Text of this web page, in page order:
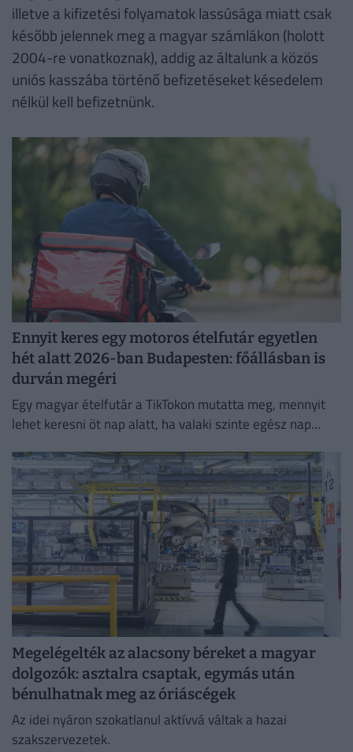
illetve a kifizetési folyamatok lassúsága miatt csak
később jelennek meg a magyar számlákon (holott
2004-re vonatkoznak), addig az általunk a közös
uniós kasszába történő befizetéseket késedelem
nélkül kell befizetnünk.
Ennyit keres egy motoros ételfutár egyetlen
hét alatt 2026-ban Budapesten: főállásban is
durván megéri
Egy magyar ételfutár a TikTokon mutatta meg, mennyit
lehet keresni öt nap alatt, ha valaki szinte egész nap
Megelégelték az alacsony béreket a magyar
dolgozók: asztalra csaptak, egymás után
bénulhatnak meg az óriáscégek
Az idei nyáron szokatlanul aktívvá váltak a hazai
szakszervezetek.